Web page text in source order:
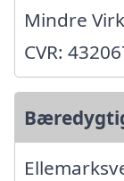
Mindre
CVR: